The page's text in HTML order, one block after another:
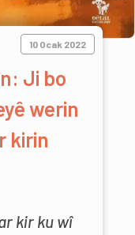
10 Ocak 2022
Ji bo
werin
kirin
kir ku wî